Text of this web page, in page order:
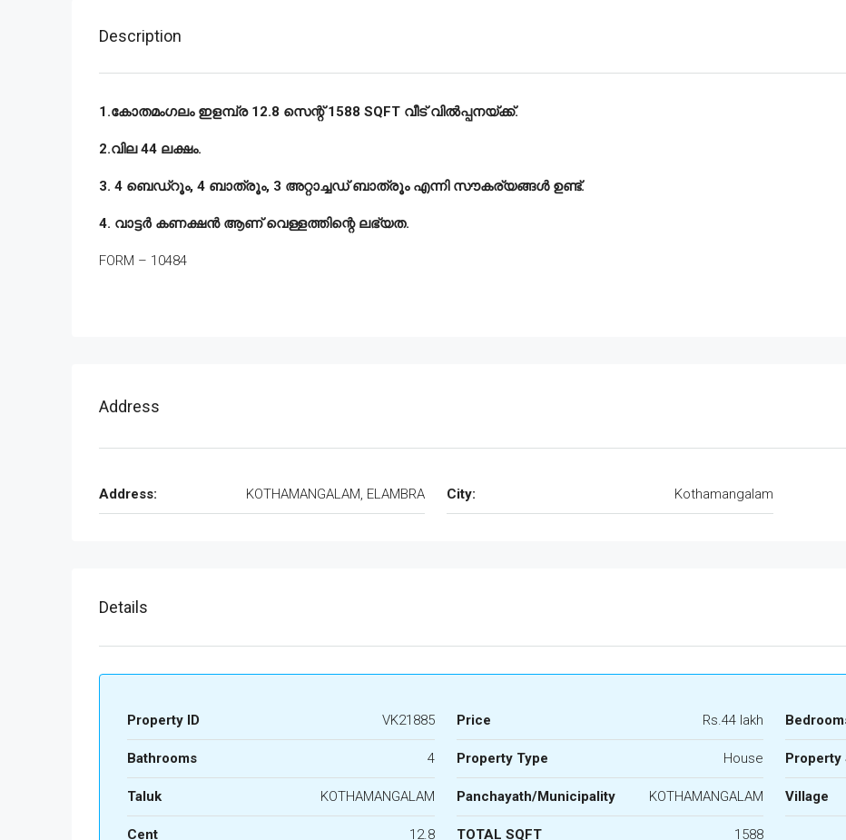
Description
1.കോതമംഗലം ഇളമ്പ്ര 12.8 സെന്റ് 1588 SQFT വീട് വിൽപ്പനയ്ക്ക്.
2.വില 44 ലക്ഷം.
3. 4 ബെഡ്‌റൂം, 4 ബാത്രൂം, 3 അറ്റാച്ചഡ് ബാത്രൂം എന്നി സൗകര്യങ്ങൾ ഉണ്ട്.
4. വാട്ടർ കണക്ഷൻ ആണ് വെള്ളത്തിന്റെ ലഭ്യത.
FORM – 10484
Address
Address: KOTHAMANGALAM, ELAMBRA City: Kothamangalam
Details
Property ID VK21885 Price Rs.44 lakh
Bathrooms 4 Property Type House Property
Taluk KOTHAMANGALAM Panchayath/Municipality KOTHAMANGALAM Village
Cent 12.8 TOTAL SQFT 1588